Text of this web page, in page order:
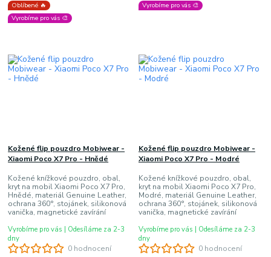
Oblíbené 🔥
Vyrobíme pro vás 🎨
0 hodnocení
Kožené flip pouzdro Mobiwear -
Xiaomi Poco X7 Pro - Hnědé
Kožené knížkové pouzdro, obal,
kryt na mobil Xiaomi Poco X7 Pro,
Hnědé, materiál Genuine Leather,
ochrana 360°, stojánek, silikonová
vanička, magnetické zavírání
Vyrobíme pro vás | Odesíláme za 2-3
dny
Vyrobíme pro vás 🎨
0 hodnocení
Kožené flip pouzdro Mobiwear -
Xiaomi Poco X7 Pro - Modré
Kožené knížkové pouzdro, obal,
kryt na mobil Xiaomi Poco X7 Pro,
Modré, materiál Genuine Leather,
ochrana 360°, stojánek, silikonová
vanička, magnetické zavírání
Vyrobíme pro vás | Odesíláme za 2-3
dny